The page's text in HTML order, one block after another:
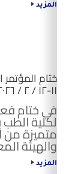
المزيد
ختام
١١-١٢ / ٢ / ٢٠٢٦
في ختام
لكلية
متميزة من
والهيئة
المزيد